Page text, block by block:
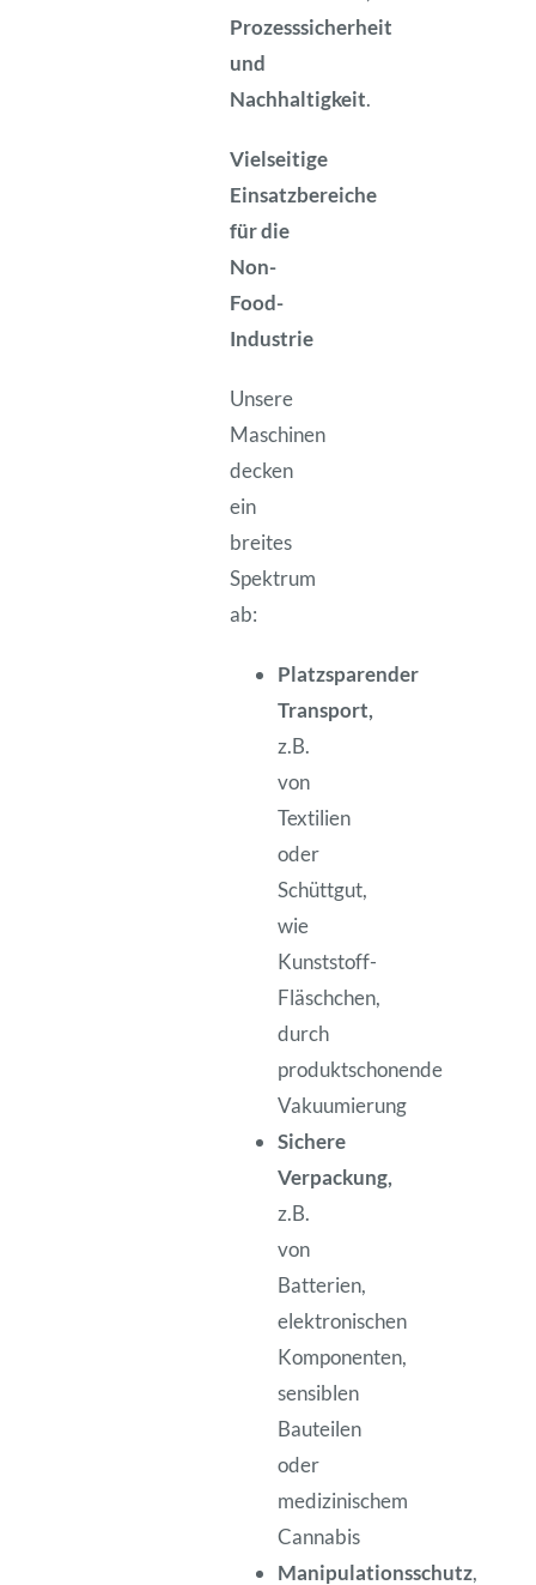
Prozesssicherheit
und
Nachhaltigkeit.
Vielseitige
Einsatzbereiche
für die
Non-
Food-
Industrie
Unsere
Maschinen
decken
ein
breites
Spektrum
ab:
Platzsparender
Transport,
z.B.
von
Textilien
oder
Schüttgut,
wie
Kunststoff-
Fläschchen,
durch
produktschonende
Vakuumierung
Sichere
Verpackung,
z.B.
von
Batterien,
elektronischen
Komponenten,
sensiblen
Bauteilen
oder
medizinischem
Cannabis
Manipulationsschutz,